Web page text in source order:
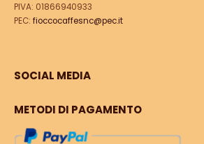
PIVA: 01866940933
PEC: fioccocaffesnc@pec.it
SOCIAL MEDIA
METODI DI PAGAMENTO